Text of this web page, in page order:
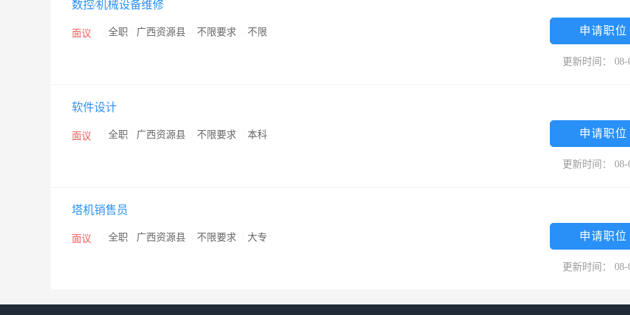
数控∕机械设备维修
面议 全职 广西资源县 不限要求 不限 申请职位
更新时间： 08-
软件设计
面议 全职 广西资源县 不限要求 本科 申请职位
更新时间： 08-
塔机销售员
面议 全职 广西资源县 不限要求 大专 申请职位
更新时间： 08-